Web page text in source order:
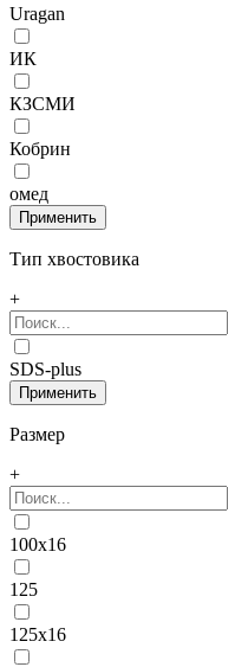
Uragan
ИК
КЗСМИ
Кобрин
омед
Тип хвостовика
+
SDS-plus
Размер
+
100х16
125
125х16